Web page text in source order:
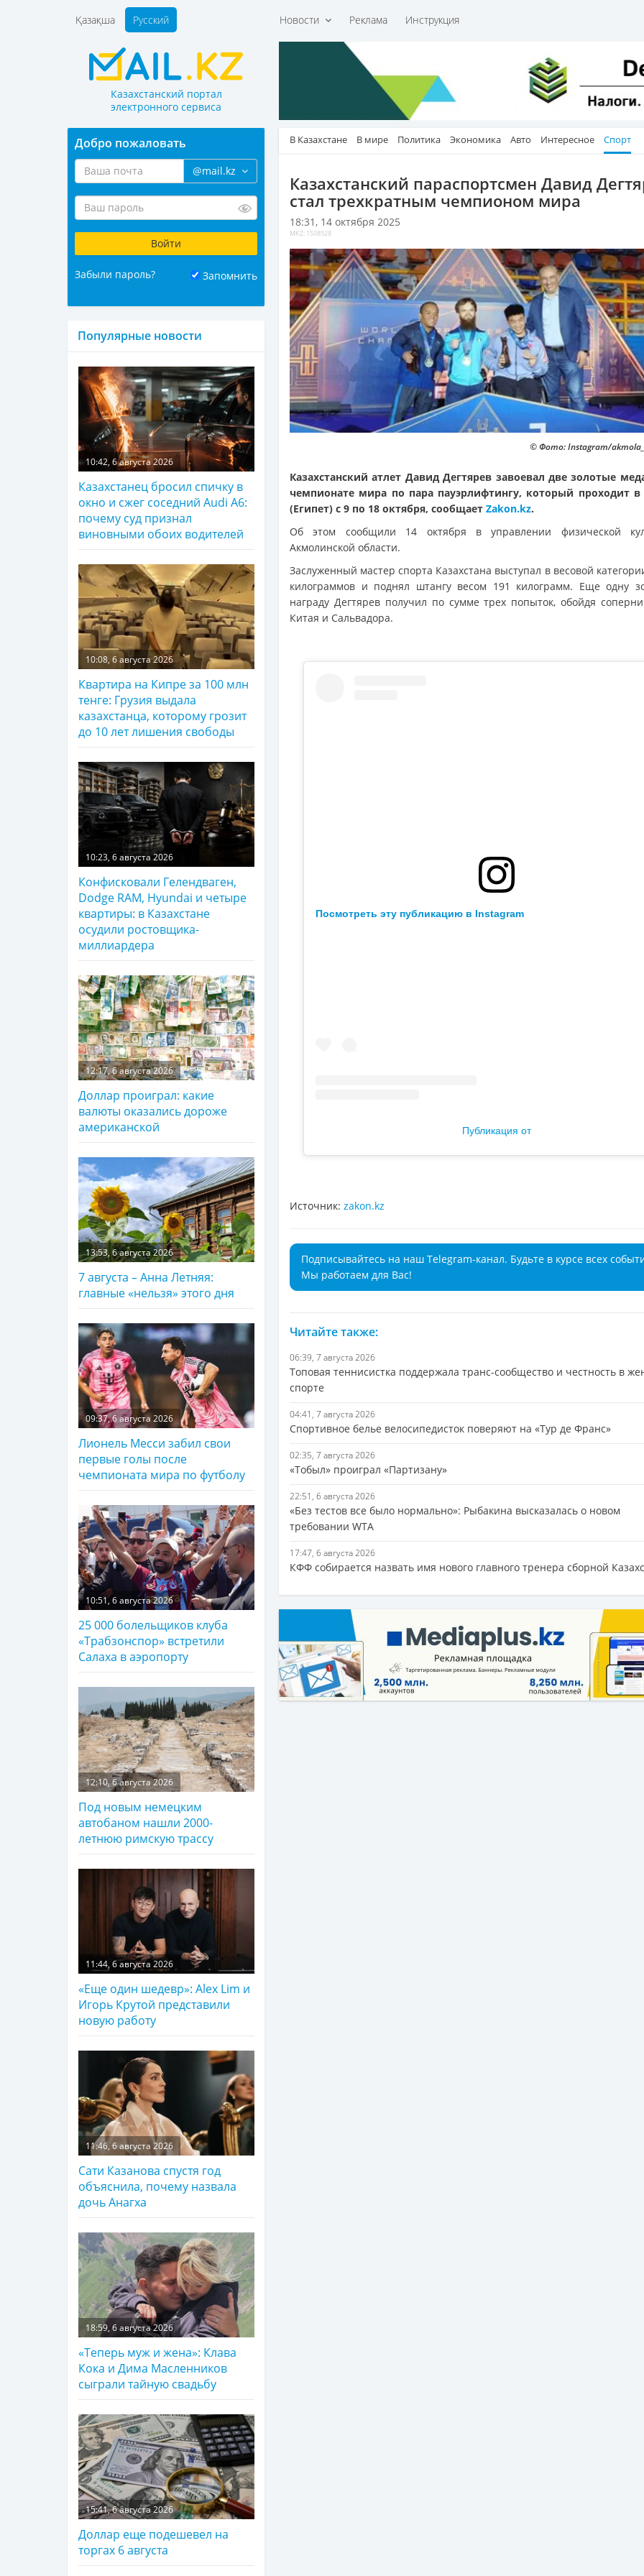
Новости Реклама Инструкция
Қазақша Русский
Казахстанский портал
электронного сервиса
В Казахстане В мире Политика Экономика Авто Интересное Спорт
Казахстанский параспортсмен Давид
стал трехкратным чемпионом мира
18:31, 14 октября 2025
MKZ: 1508928
© Фото: Instagram/
Казахстанский атлет Давид Дегтярев завоевал две золотые
чемпионате мира по пара пауэрлифтингу, который проходит в
(Египет) с 9 по 18 октября, сообщает Zakon.kz.
Об этом сообщили 14 октября в управлении физической
Акмолинской области.
Заслуженный мастер спорта Казахстана выступал в весовой
килограммов и поднял штангу весом 191 килограмм. Еще одну
награду Дегтярев получил по сумме трех попыток, обойдя
Китая и Сальвадора.
Посмотреть эту публикацию в Instagram
Публикация от
Источник: zakon.kz
Подписывайтесь на наш Telegram-канал. Будьте в курсе всех
Мы работаем для Вас!
Читайте также:
06:39, 7 августа 2026
Топовая теннисистка поддержала транс-сообщество и честность в
спорте
04:41, 7 августа 2026
Спортивное белье велосипедисток поверяют на «Тур де Франс»
02:35, 7 августа 2026
«Тобыл» проиграл «Партизану»
22:51, 6 августа 2026
«Без тестов все было нормально»: Рыбакина высказалась о новом
требовании WTA
17:47, 6 августа 2026
КФФ собирается назвать имя нового главного тренера сборной
Добро пожаловать
@mail.kz
Забыли пароль? Запомнить
Популярные новости
10:42, 6 августа 2026
Казахстанец бросил спичку в
окно и сжег соседний Audi A6:
почему суд признал
виновными обоих водителей
10:08, 6 августа 2026
Квартира на Кипре за 100 млн
тенге: Грузия выдала
казахстанца, которому грозит
до 10 лет лишения свободы
10:23, 6 августа 2026
Конфисковали Гелендваген,
Dodge RAM, Hyundai и четыре
квартиры: в Казахстане
осудили ростовщика-
миллиардера
12:17, 6 августа 2026
Доллар проиграл: какие
валюты оказались дороже
американской
13:53, 6 августа 2026
7 августа – Анна Летняя:
главные «нельзя» этого дня
09:37, 6 августа 2026
Лионель Месси забил свои
первые голы после
чемпионата мира по футболу
10:51, 6 августа 2026
25 000 болельщиков клуба
«Трабзонспор» встретили
Салаха в аэропорту
12:10, 6 августа 2026
Под новым немецким
автобаном нашли 2000-
летнюю римскую трассу
11:44, 6 августа 2026
«Еще один шедевр»: Alex Lim и
Игорь Крутой представили
новую работу
11:46, 6 августа 2026
Сати Казанова спустя год
объяснила, почему назвала
дочь Анагха
18:59, 6 августа 2026
«Теперь муж и жена»: Клава
Кока и Дима Масленников
сыграли тайную свадьбу
15:41, 6 августа 2026
Доллар еще подешевел на
торгах 6 августа